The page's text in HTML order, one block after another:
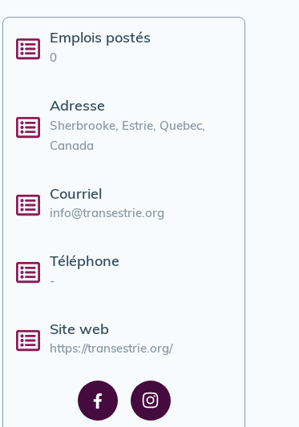
Emplois postés
0
Adresse
Sherbrooke, Estrie, Quebec,
Canada
Courriel
info@transestrie.org
Téléphone
-
Site web
https://transestrie.org/